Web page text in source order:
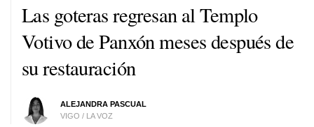
Las goteras regresan al Templo
Votivo de Panxón meses después de
su restauración
ALEJANDRA PASCUAL
VIGO / LA VOZ